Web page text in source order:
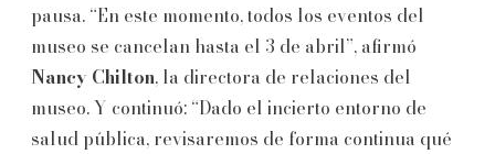
pausa. “En este momento, todos los eventos del
museo se cancelan hasta el 3 de abril”, afirmó
Nancy Chilton, la directora de relaciones del
museo. Y continuó: “Dado el incierto entorno de
salud pública, revisaremos de forma continua qué